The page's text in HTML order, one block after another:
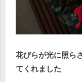
花びらが光に照ら
てくれました